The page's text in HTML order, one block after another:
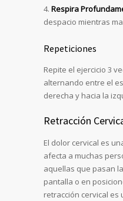
Respira
despacio mientras
Repeticiones
Repite el ejercicio 3
alternando entre el
derecha y hacia la
Retracción
El dolor cervical es
afecta a muchas
aquellas que pasan
pantalla o en
retracción cervical es